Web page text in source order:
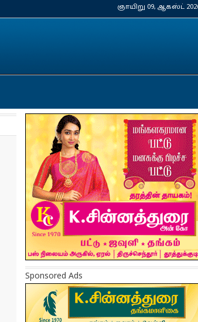
ஞாயிறு 09, ஆகஸ்ட்
Sponsored Ads